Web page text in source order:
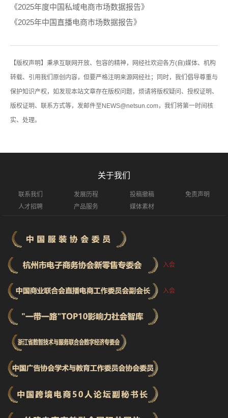
《2025年度中国私域电商市场数据报告》
《2025年中国直播电商市场数据报告》
【版权声明】秉承互联网开放、包容的精神，网经社欢迎各方(自)媒体、机构
转载、引用我们原创内容，但要严格注明来源网经社；同时，我们倡导尊重与
保护知识产权，如发现本站文章存在版权问题，烦请将版权疑问、授权证明、
版权证明、联系方式等，发邮件至NEWS@netsun.com，我们将第一时间核
实、处理。
关于我们
联系我们 发展历程 投稿撤稿
免责声明
人才招聘
产品服务 媒体素材
入会
入会